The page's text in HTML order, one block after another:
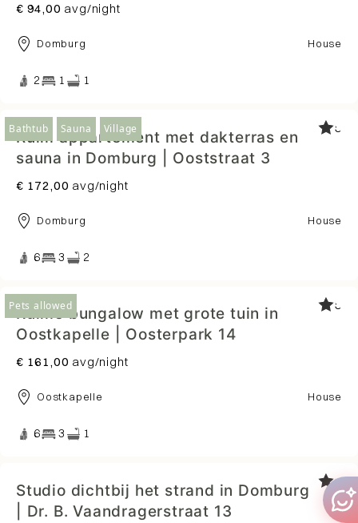
€ 94,00 avg/night
Domburg House
2 1 1
Bathtub Sauna Village
Ruim appartement met dakterras en
sauna in Domburg | Ooststraat 3
5
€ 172,00 avg/night
Domburg House
6 3 2
Pets allowed
Ruime bungalow met grote tuin in
Oostkapelle | Oosterpark 14
5
€ 161,00 avg/night
Oostkapelle House
6 3 1
Studio dichtbij het strand in Domburg
| Dr. B. Vaandragerstraat 13
5